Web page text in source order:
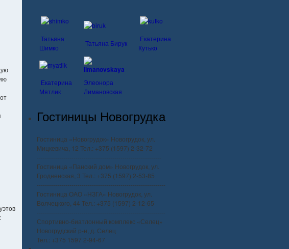
Татьяна
Шимко
Татьяна Бирук
Екатерина
Кутько
Екатерина
Мятлик
Элеонора
Лимановская
Гостиницы Новогрудка
Гостиница «Новогрудок» Новогрудок, ул.
Мицкевича, 12 Тел.: +375 (1597) 2-32-72
-------------------------------------------------------------
Гостиница «Панский дом» Новогрудок, ул.
Гродненская, 3 Тел.: +375 (1597) 2-53-85
---------------------------------------------------------------
Гостиница ОАО «НЗГА» Новогрудок, ул.
Волчецкого, 44 Тел.: +375 (1597) 2-12-65
---------------------------------------------------------------
Спортивно-биатлонный комплекс «Селец»
Новогрудский р-н, д. Селец
Тел.: +375 1597 2-94-67